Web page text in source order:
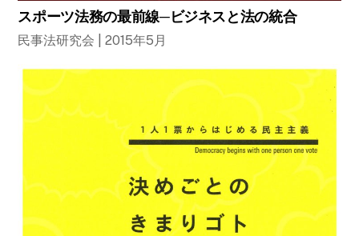
スポーツ法務の最前線─ビジネスと法の統合
民事法研究会 | 2015年5月